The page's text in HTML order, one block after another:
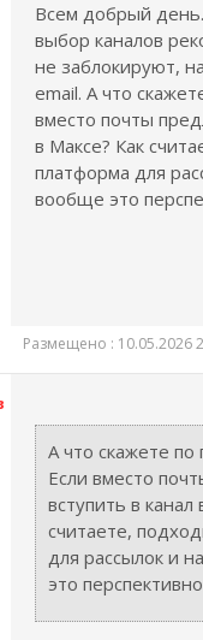
Всем добрый
выбор каналов
не заблокируют,
email. А что
вместо почты
в Максе? Как
платформа для
вообще это
Размещено : 10.05.2026
А что скажете по
Если вместо
вступить в канал
считаете,
для рассылок и
это